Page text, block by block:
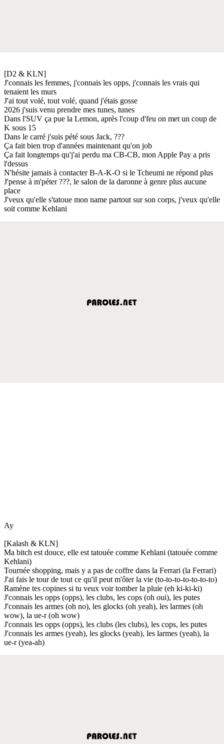
[D2 & KLN]
J'connais les femmes, j'connais les opps, j'connais les vrais qui
tenaient les murs
J'ai tout volé, tout volé, quand j'étais gosse
2026 j'suis venu prendre mes tunes, tunes
Dans l'SUV ça pue la Lemon, après l'coup d'feu on met un coup de
K sous 15
Dans le carré j'suis pété sous Jack, ???
Ça fait bien trop d'années maintenant qu'on job
Ça fait longtemps qu'j'ai perdu ma CB-CB, mon Apple Pay a pris
l'dessus
N'hésite jamais à contacter B-A-K-O si le Tcheumi ne répond plus
J'pense à m'péter ???, le salon de la daronne à genre plus aucune
place
J'veux qu'elle s'tatoue mon name partout sur son corps, j'veux qu'elle
soit comme Kehlani
Ay
[Kalash & KLN]
Ma bitch est douce, elle est tatouée comme Kehlani (tatouée comme
Kehlani)
Tournée shopping, mais y a pas de coffre dans la Ferrari (la Ferrari)
J'ai fais le tour de tout ce qu'il peut m'ôter la vie (to-to-to-to-to-to-to)
Ramène tes copines si tu veux voir tomber la pluie (eh ki-ki-ki)
J'connais les opps (opps), les clubs, les cops (oh oui), les putes
J'connais les armes (oh no), les glocks (oh yeah), les larmes (oh
wow), la ue-r (oh wow)
J'connais les opps (opps), les clubs (les clubs), les cops, les putes
J'connais les armes (yeah), les glocks (yeah), les larmes (yeah), la
ue-r (yea-ah)